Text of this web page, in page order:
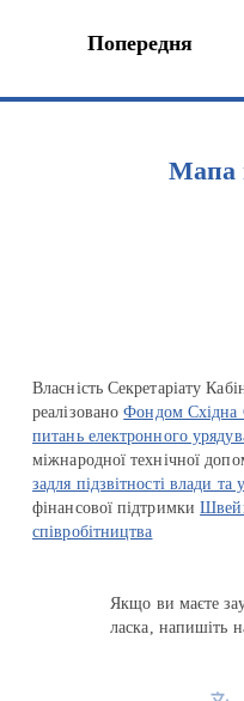
Попередня
Мапа
Власність Секретаріату
реалізованоФондом Східна
питань електронного
міжнародної технічної
задля підзвітності влади та
фінансової підтримки
співробітництва
Якщо ви маєте
ласка, напишіть